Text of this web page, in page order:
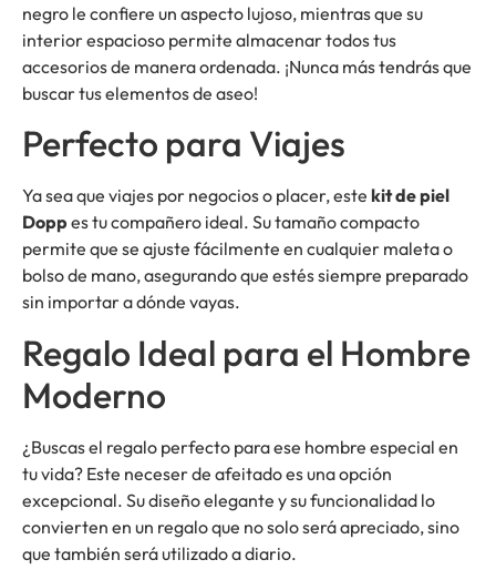
negro le confiere un aspecto lujoso, mientras que su
interior espacioso permite almacenar todos tus
accesorios de manera ordenada. ¡Nunca más tendrás que
buscar tus elementos de aseo!
Perfecto para Viajes
Ya sea que viajes por negocios o placer, este kit de piel
Dopp es tu compañero ideal. Su tamaño compacto
permite que se ajuste fácilmente en cualquier maleta o
bolso de mano, asegurando que estés siempre preparado
sin importar a dónde vayas.
Regalo Ideal para el Hombre
Moderno
¿Buscas el regalo perfecto para ese hombre especial en
tu vida? Este neceser de afeitado es una opción
excepcional. Su diseño elegante y su funcionalidad lo
convierten en un regalo que no solo será apreciado, sino
que también será utilizado a diario.